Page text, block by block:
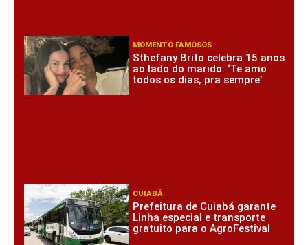
MOMENTO FAMOSOS
Sthefany Brito celebra 15 anos
ao lado do marido: ‘Te amo
todos os dias, pra sempre’
CUIABÁ
Prefeitura de Cuiabá garante
Linha especial e transporte
gratuito para o AgroFestival